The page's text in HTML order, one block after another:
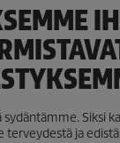
Siksi
ja